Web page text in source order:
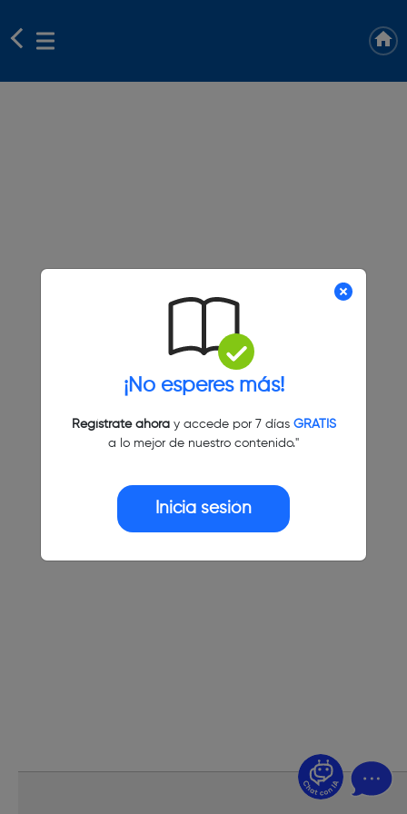
¡No esperes más!
Regístrate ahoray accede por 7 días GRATIS
a lo mejor de nuestro contenido."
Inicia sesión